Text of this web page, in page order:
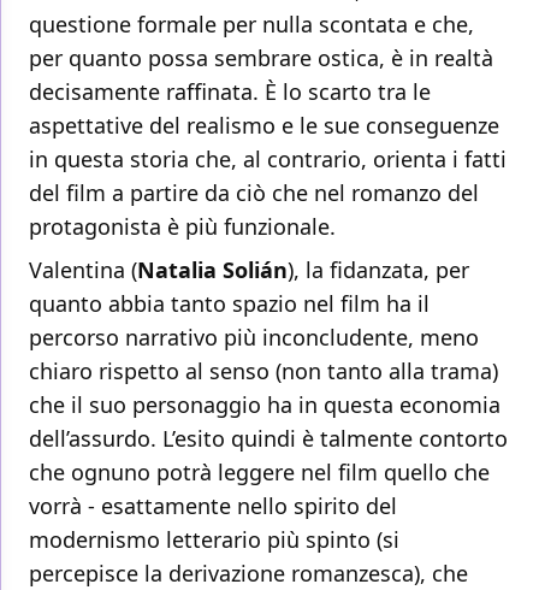
questione formale per nulla scontata e che,
per quanto possa sembrare ostica, è in realtà
decisamente raffinata. È lo scarto tra le
aspettative del realismo e le sue conseguenze
in questa storia che, al contrario, orienta i fatti
del film a partire da ciò che nel romanzo del
protagonista è più funzionale.
Valentina (Natalia Solián), la fidanzata, per
quanto abbia tanto spazio nel film ha il
percorso narrativo più inconcludente, meno
chiaro rispetto al senso (non tanto alla trama)
che il suo personaggio ha in questa economia
dell’assurdo. L’esito quindi è talmente contorto
che ognuno potrà leggere nel film quello che
vorrà - esattamente nello spirito del
modernismo letterario più spinto (si
percepisce la derivazione romanzesca), che